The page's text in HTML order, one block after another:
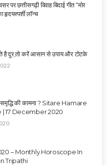
पर छत्तीसगढ़ी विवाह बिदाई गीत “मोर
हृदयस्पर्शी लॉन्च
है दूर,तो करें आसान से उपाय और टोटके
समृद्धि की कामना ? Sitare Hamare
17 December 2020
– Monthly Horoscope In
Tripathi